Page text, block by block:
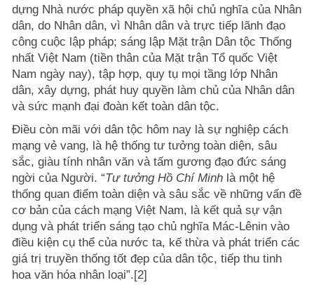
dựng Nhà nước pháp quyền xã hội chủ nghĩa của Nhân
dân, do Nhân dân, vì Nhân dân và trực tiếp lãnh đạo
công cuộc lập pháp; sáng lập Mặt trận Dân tộc Thống
nhất Việt Nam (tiền thân của Mặt trận Tổ quốc Việt
Nam ngày nay), tập hợp, quy tụ mọi tầng lớp Nhân
dân, xây dựng, phát huy quyền làm chủ của Nhân dân
và sức mạnh đại đoàn kết toàn dân tộc.
Điều còn mãi với dân tộc hôm nay là sự nghiệp cách
mạng vẻ vang, là hệ thống tư tưởng toàn diện, sâu
sắc, giàu tính nhân văn và tấm gương đạo đức sáng
ngời của Người. “Tư tưởng Hồ Chí Minh là một hệ
thống quan điểm toàn diện và sâu sắc về những vấn đề
cơ bản của cách mạng Việt Nam, là kết quả sự vận
dụng và phát triển sáng tạo chủ nghĩa Mác-Lênin vào
điều kiện cụ thể của nước ta, kế thừa và phát triển các
giá trị truyền thống tốt đẹp của dân tộc, tiếp thu tinh
hoa văn hóa nhân loại”.[2]